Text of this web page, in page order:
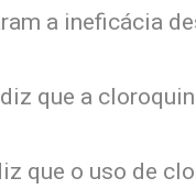
a ineficácia
que a
que o uso de